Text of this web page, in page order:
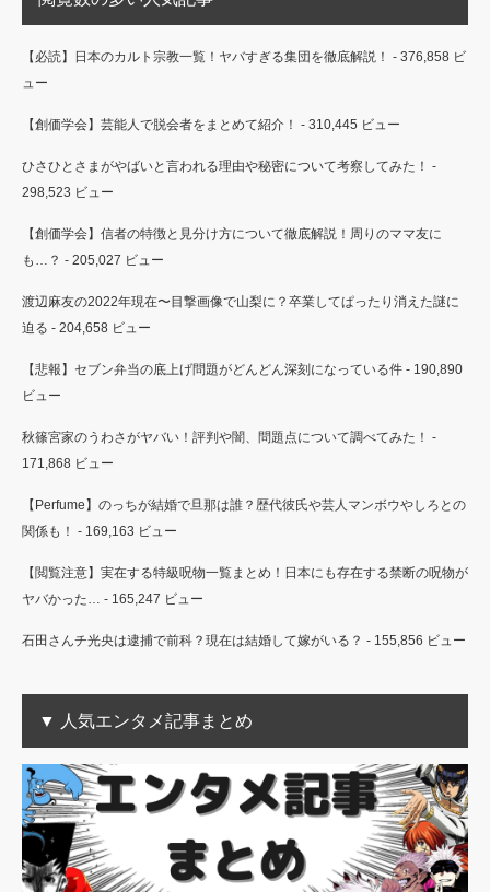
【必読】日本のカルト宗教一覧！ヤバすぎる集団を徹底解説！ - 376,858 ビ
ュー
【創価学会】芸能人で脱会者をまとめて紹介！ - 310,445 ビュー
ひさひとさまがやばいと言われる理由や秘密について考察してみた！ -
298,523 ビュー
【創価学会】信者の特徴と見分け方について徹底解説！周りのママ友に
も…？ - 205,027 ビュー
渡辺麻友の2022年現在〜目撃画像で山梨に？卒業してぱったり消えた謎に
迫る - 204,658 ビュー
【悲報】セブン弁当の底上げ問題がどんどん深刻になっている件 - 190,890
ビュー
秋篠宮家のうわさがヤバい！評判や闇、問題点について調べてみた！ -
171,868 ビュー
【Perfume】のっちが結婚で旦那は誰？歴代彼氏や芸人マンボウやしろとの
関係も！ - 169,163 ビュー
【閲覧注意】実在する特級呪物一覧まとめ！日本にも存在する禁断の呪物が
ヤバかった… - 165,247 ビュー
石田さんチ光央は逮捕で前科？現在は結婚して嫁がいる？ - 155,856 ビュー
▼ 人気エンタメ記事まとめ